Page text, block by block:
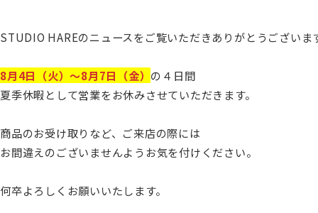
STUDIO HAREのニュースをご覧いただきありがとうございま
8月4日（火）〜8月7日（金） の４日間
夏季休暇として営業をお休みさせていただきます。
商品のお受け取りなど、ご来店の際には
お間違えのございませんようお気を付けください。
何卒よろしくお願いいたします。